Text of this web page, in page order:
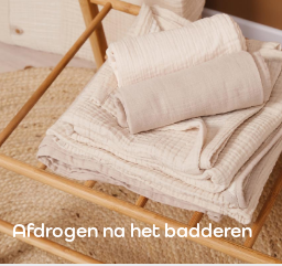
Afdrogen na het badderen